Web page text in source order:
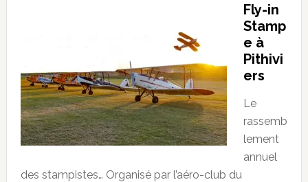
Fly-in
Stamp
e à
Pithivi
ers
Le
rassemb
lement
annuel
des stampistes… Organisé par l’aéro-club du